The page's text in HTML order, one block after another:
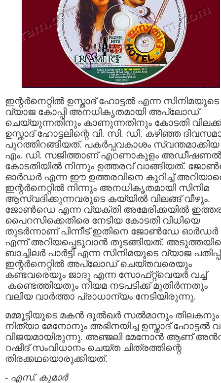
ഇന്റര്‍നെറ്റില്‍ ഉസ്താദ് ഹോട്ടല്‍ എന്ന സിനിമയുടെ
വ്യാജ കോപ്പി അനധികൃതമായി അപ്‌ലോഡ്
ചെയ്യുന്നതിനും കാണുന്നതിനും കോടതി
ഉസ്താദ് ഹോട്ടലിന്റെ വി. സി. ഡി. കഴിഞ്ഞ
പുറത്തിറങ്ങിയത്. പകര്‍പ്പവകാശം സ്വന്തമാക്കിയ
എം. ഡി. സജിത്താണ് എറണാകുളം അഡീഷണല്‍
കോടതിയില്‍ നിന്നും ഉത്തരവ് വാങ്ങിയത്.
ഓര്‍ഡര്‍ എന്ന ഈ ഉത്തരവിനെ കുറിച്ച്
ഇന്റര്‍നെറ്റില്‍ നിന്നും അനധികൃതമായി സിനിമ
ആസ്വദിക്കുന്നവരുടെ കയ്യില്‍ വിലങ്ങ് വീഴും.
ജോണ്‍‌ഡെ എന്ന വ്യക്തി അമേരിക്കയില്‍
പൈറസിക്കെതിരെ നേടിയ കോടതി വിധിയെ
തുടര്‍ന്നാണ് പിന്നീട് ഇതിനെ ജോണ്‍‌ഡേ ഓര്‍ഡര്‍
എന്ന് അറിയപ്പെടുവാന്‍ തുടങ്ങിയത്.
ബാച്ചിലര്‍ പാര്‍ട്ടി എന്ന സിനിമയുടെ വ്യാജ പതിപ്പ്
ഇന്റര്‍നെറ്റില്‍ അപ്‌ലോഡ് ചെയ്തവരെയും
കണ്ടവരെയും ജാദൂ എന്ന സോഫ്‌റ്റ്വെയര്‍ വച്ച്
കണ്ടെത്തിയതും നിയമ നടപടിക്ക് മുതിര്‍ന്നതും
വലിയ വാര്‍ത്താ പ്രാധാന്യം നേടിയിരുന്നു.
മമ്മൂട്ടിയുടെ മകന്‍ ദുല്‍ഖര്‍ സല്‍മാനും തിലകനും
നിത്യാ മേനോനും അഭിനയിച്ച ഉസ്താദ് ഹോട്ടല്‍
വിജയമായിരുന്നു. അഞ്ജലി മേനോന്‍ ആണ്
റഷീദ് സംവിധാനം ചെയ്ത ചിത്രത്തിന്റെ
തിരക്കഥയൊരുക്കിയത്.
- എസ്. കുമാര്‍